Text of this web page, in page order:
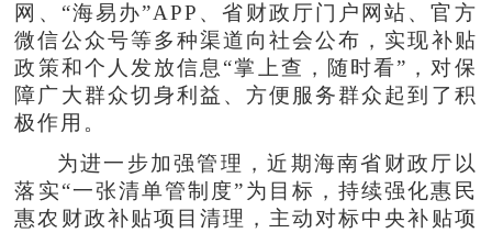
网、“海易办”APP、省财政厅门户网站、官方
微信公众号等多种渠道向社会公布，实现补贴
政策和个人发放信息“掌上查，随时看”，对保
障广大群众切身利益、方便服务群众起到了积
极作用。
为进一步加强管理，近期海南省财政厅以
落实“一张清单管制度”为目标，持续强化惠民
惠农财政补贴项目清理，主动对标中央补贴项